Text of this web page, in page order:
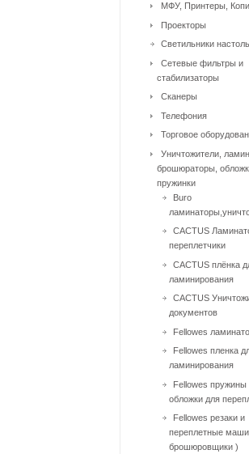
МФУ, Принтеры,
Проекторы
Светильники
Сетевые фильтры и
стабилизаторы
Сканеры
Телефония
Торговое
Уничтожители,
брошюраторы,
пружинки
Buro
CACTUS
переплетчики
CACTUS плёнка
ламинирования
CACTUS
документов
Fellowes
Fellowes пленка
ламинирования
Fellowes пружины
обложки для
Fellowes резаки и
переплетные
брошюровщики )